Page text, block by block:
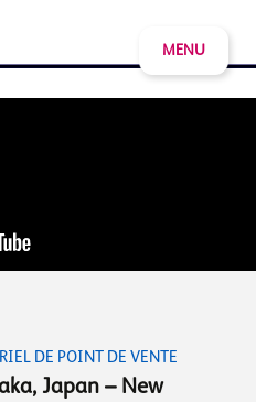
MENU
DE POINT DE VENTE
Japan – New